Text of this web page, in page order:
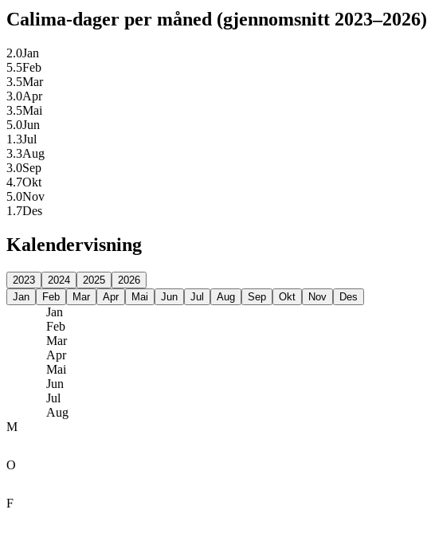
Calima-dager per måned (gjennomsnitt 2023–2026)
2.0Jan
5.5Feb
3.5Mar
3.0Apr
3.5Mai
5.0Jun
1.3Jul
3.3Aug
3.0Sep
4.7Okt
5.0Nov
1.7Des
Kalendervisning
2023 2024 2025
2026
Jan
Feb Mar Apr Mai Jun Jul Aug Sep Okt Nov Des
Jan
Feb
Mar
Apr
Mai
Jun
Jul
Aug
M
O
F